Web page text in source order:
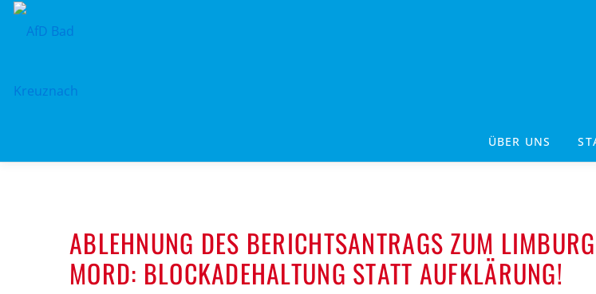
Zum
Inhalt
ÜBER UNS
ABLEHNUNG DES BERICHTSANTRAGS ZUM
MORD: BLOCKADEHALTUNG STATT AUFKLÄRUNG!